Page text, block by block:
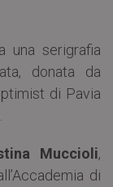
una serigrafia
donata da
di Pavia
Muccioli,
di